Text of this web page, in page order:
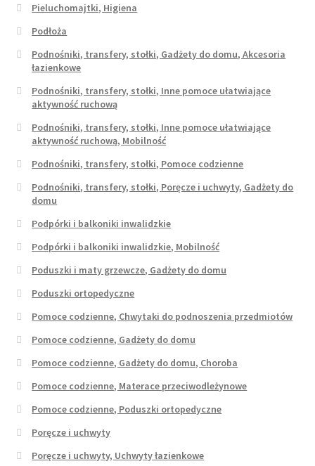
Pieluchomajtki, Higiena
Podłoża
Podnośniki, transfery, stołki, Gadżety do domu, Akcesoria
łazienkowe
Podnośniki, transfery, stołki, Inne pomoce ułatwiające
aktywność ruchową
Podnośniki, transfery, stołki, Inne pomoce ułatwiające
aktywność ruchową, Mobilność
Podnośniki, transfery, stołki, Pomoce codzienne
Podnośniki, transfery, stołki, Poręcze i uchwyty, Gadżety do
domu
Podpórki i balkoniki inwalidzkie
Podpórki i balkoniki inwalidzkie, Mobilność
Poduszki i maty grzewcze, Gadżety do domu
Poduszki ortopedyczne
Pomoce codzienne, Chwytaki do podnoszenia przedmiotów
Pomoce codzienne, Gadżety do domu
Pomoce codzienne, Gadżety do domu, Choroba
Pomoce codzienne, Materace przeciwodleżynowe
Pomoce codzienne, Poduszki ortopedyczne
Poręcze i uchwyty
Poręcze i uchwyty, Uchwyty łazienkowe